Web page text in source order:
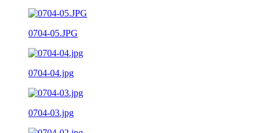
0704-05.JPG
0704-04.jpg
0704-03.jpg